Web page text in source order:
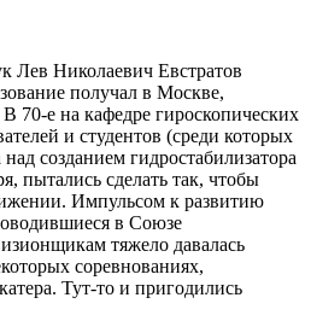
Лев Николаевич Евстратов
получал в Москве,
В 70-е на кафедре гироскопических
и студентов (среди которых
созданием гидростабилизатора
пытались сделать так, чтобы
Импульсом к развитию
в Союзе
тяжело давалась
соревнованиях,
Тут-то и пригодились